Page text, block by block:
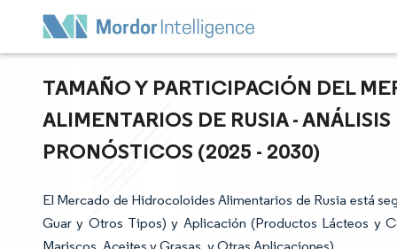
TAMAÑO Y PARTICIPACIÓN DEL
ALIMENTARIOS DE RUSIA -
PRONÓSTICOS (2025 - 2030)
El Mercado de Hidrocoloides Alimentarios de Rusia está
Guar y Otros Tipos) y Aplicación (Productos Lácteos y